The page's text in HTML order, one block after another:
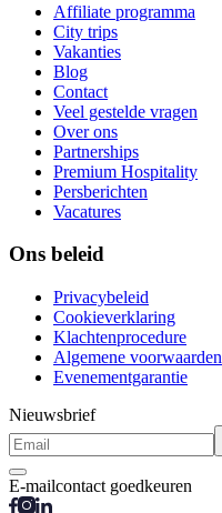
Affiliate programma
City trips
Vakanties
Blog
Contact
Veel gestelde vragen
Over ons
Partnerships
Premium Hospitality
Persberichten
Vacatures
Ons beleid
Privacybeleid
Cookieverklaring
Klachtenprocedure
Algemene voorwaarden
Evenementgarantie
Nieuwsbrief
E-mailcontact goedkeuren